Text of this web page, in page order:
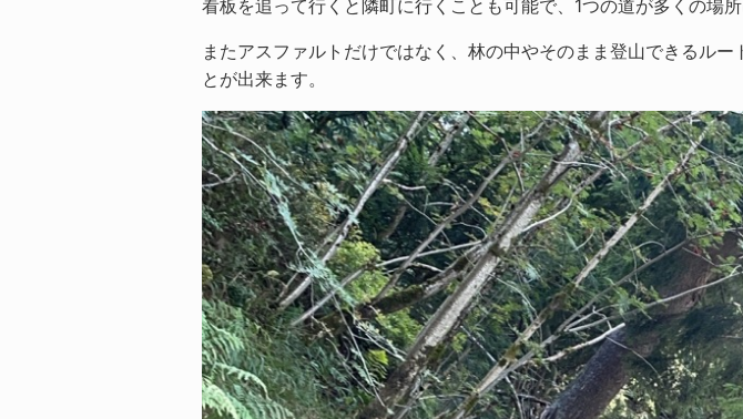
看板を追って行くと隣町に行くことも可能で、1つの道が多くの場
またアスファルトだけではなく、林の中やそのまま登山できるル
とが出来ます。